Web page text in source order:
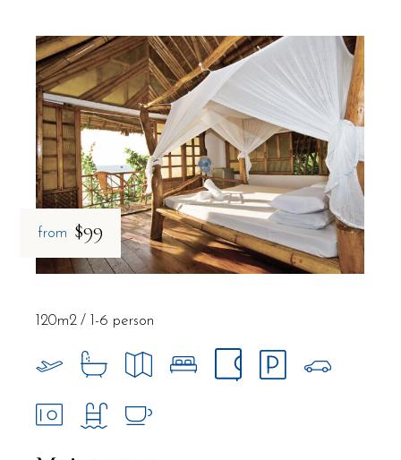
from $99
120m2 1-6 person